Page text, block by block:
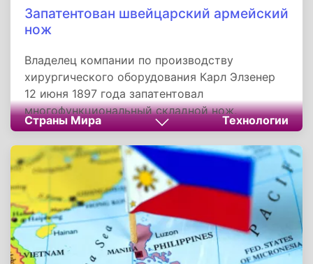
Запатентован швейцарский армейский
нож
Владелец компании по производству
хирургического оборудования Карл Элзенер
12 июня 1897 года запатентовал
многофункциональный складной нож,
оснащенный клинком и несколькими
дополнительными инструментами, такими как
отвертки, открывалки, штопор. Сегодня это
устройство известно как Швейцарский
армейский многофункциональный нож.
Страны Мира Технологии